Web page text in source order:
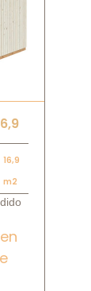
16,9
m2